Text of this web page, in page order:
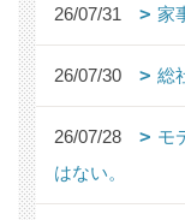
26/07/31 家
26/07/30 総
26/07/28
モ
はない。